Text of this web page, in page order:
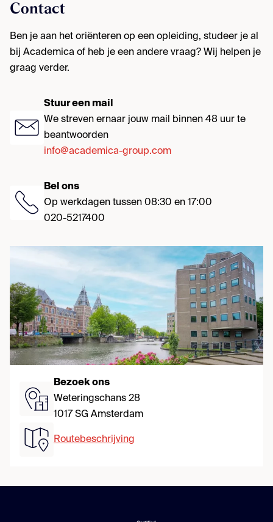
Contact
Ben je aan het oriënteren op een opleiding, studeer je al
bij Academica of heb je een andere vraag? Wij helpen je
graag verder.
Stuur een mail
We streven ernaar jouw mail binnen 48 uur te
beantwoorden
info@academica-group.com
Bel ons
Op werkdagen tussen 08:30 en 17:00
020-5217400
Bezoek ons
Weteringschans 28
1017 SG Amsterdam
Routebeschrijving